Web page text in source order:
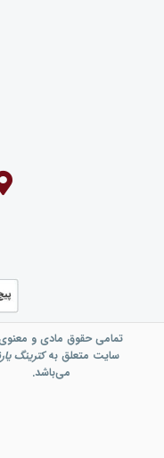
تمامی حقوق مادی و معنوی این
سایت متعلق بهکترینگ یارندی
می‌باشد.